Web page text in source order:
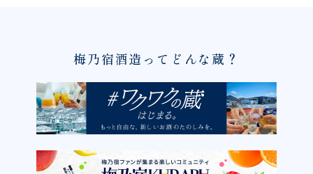
梅乃宿酒造ってどんな蔵？